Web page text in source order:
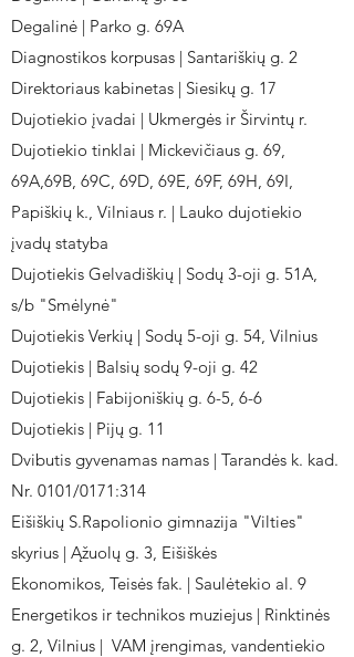
Degalinė | Parko g. 69A
Diagnostikos korpusas | Santariškių g. 2
Direktoriaus kabinetas | Siesikų g. 17
Dujotiekio įvadai | Ukmergės ir Širvintų r.
Dujotiekio tinklai | Mickevičiaus g. 69,
69A,69B, 69C, 69D, 69E, 69F, 69H, 69I,
Papiškių k., Vilniaus r. | Lauko dujotiekio
įvadų statyba
Dujotiekis Gelvadiškių | Sodų 3-oji g. 51A,
s/b "Smėlynė"
Dujotiekis Verkių | Sodų 5-oji g. 54, Vilnius
Dujotiekis | Balsių sodų 9-oji g. 42
Dujotiekis | Fabijoniškių g. 6-5, 6-6
Dujotiekis | Pijų g. 11
Dvibutis gyvenamas namas | Tarandės k. kad.
Nr. 0101/0171:314
Eišiškių S.Rapolionio gimnazija "Vilties"
skyrius | Ąžuolų g. 3, Eišiškės
Ekonomikos, Teisės fak. | Saulėtekio al. 9
Energetikos ir technikos muziejus | Rinktinės
g. 2, Vilnius | VAM įrengimas, vandentiekio